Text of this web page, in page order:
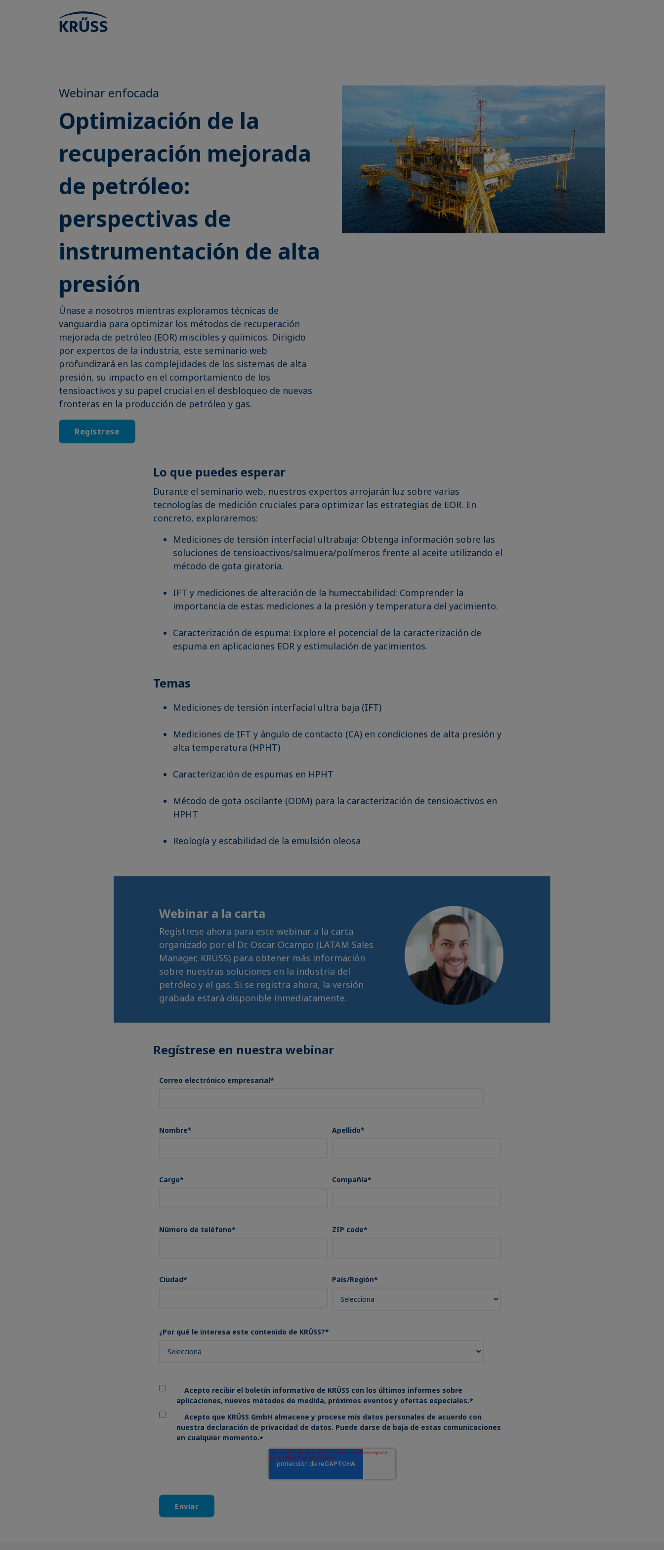
Webinar enfocada
Optimización de la
recuperación mejorada
de petróleo:
perspectivas de
instrumentación de alta
presión
Únase a nosotros mientras exploramos técnicas de
vanguardia para optimizar los métodos de recuperación
mejorada de petróleo (EOR) miscibles y químicos. Dirigido
por expertos de la industria, este seminario web
profundizará en las complejidades de los sistemas de alta
presión, su impacto en el comportamiento de los
tensioactivos y su papel crucial en el desbloqueo de nuevas
fronteras en la producción de petróleo y gas.
Regístrese
Lo que puedes esperar
Durante el seminario web, nuestros expertos arrojarán luz sobre varias
tecnologías de medición cruciales para optimizar las estrategias de EOR. En
concreto, exploraremos:
Mediciones de tensión interfacial ultrabaja: Obtenga información sobre las
soluciones de tensioactivos/salmuera/polímeros frente al aceite utilizando el
método de gota giratoria.
IFT y mediciones de alteración de la humectabilidad: Comprender la
importancia de estas mediciones a la presión y temperatura del yacimiento.
Caracterización de espuma: Explore el potencial de la caracterización de
espuma en aplicaciones EOR y estimulación de yacimientos.
Temas
Mediciones de tensión interfacial ultra baja (IFT)
Mediciones de IFT y ángulo de contacto (CA) en condiciones de alta presión y
alta temperatura (HPHT)
Caracterización de espumas en HPHT
Método de gota oscilante (ODM) para la caracterización de tensioactivos en
HPHT
Reología y estabilidad de la emulsión oleosa
Webinar a la carta
Regístrese ahora para este webinar a la carta
organizado por el Dr. Oscar Ocampo (LATAM Sales
Manager, KRÜSS) para obtener más información
sobre nuestras soluciones en la industria del
petróleo y el gas. Si se registra ahora, la versión
grabada estará disponible inmediatamente.
Regístrese en nuestra webinar
Correo electrónico empresarial*
Nombre* Apellido*
Cargo* Compañía*
Número de teléfono* ZIP code*
Ciudad* País/Región*
¿Por qué le interesa este contenido de KRÜSS?*
Acepto recibir el boletín informativo de KRÜSS con los últimos informes sobre
aplicaciones, nuevos métodos de medida, próximos eventos y ofertas especiales.*
Acepto que KRÜSS GmbH almacene y procese mis datos personales de acuerdo con
nuestra declaración de privacidad de datos. Puede darse de baja de estas comunicaciones
en cualquier momento.*